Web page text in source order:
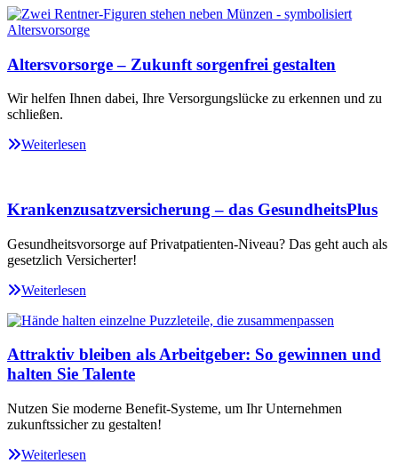
Altersvorsorge – Zukunft sorgenfrei gestalten
Wir helfen Ihnen dabei, Ihre Versorgungslücke zu erkennen und zu
schließen.
Weiterlesen
Krankenzusatzversicherung – das GesundheitsPlus
Gesundheitsvorsorge auf Privatpatienten-Niveau? Das geht auch als
gesetzlich Versicherter!
Weiterlesen
Attraktiv bleiben als Arbeitgeber: So gewinnen und
halten Sie Talente
Nutzen Sie moderne Benefit-Systeme, um Ihr Unternehmen
zukunftssicher zu gestalten!
Weiterlesen